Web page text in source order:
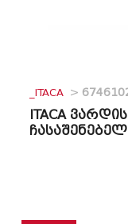
_ITACA >
ITACA